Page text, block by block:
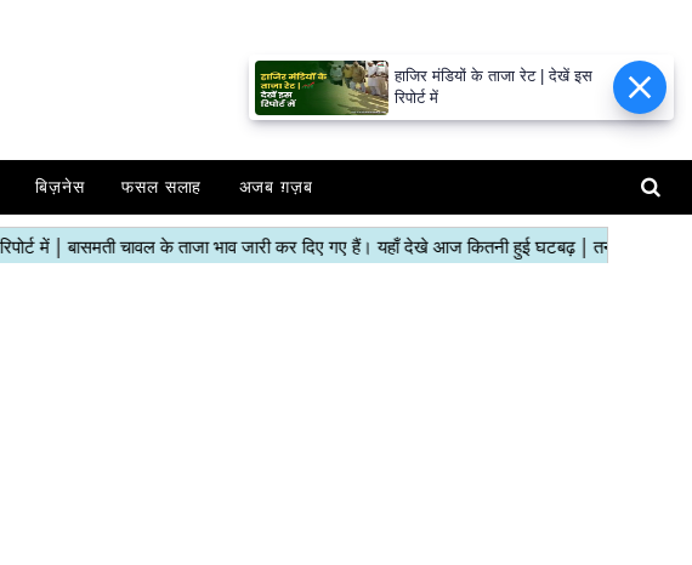
बिज़नेस फसल सलाह अजब ग़ज़ब
हाजिर मंडियों के ताजा रेट | देखें इस
रिपोर्ट में